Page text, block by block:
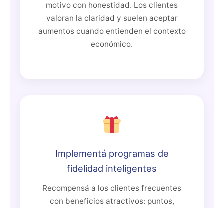
motivo con honestidad. Los clientes
valoran la claridad y suelen aceptar
aumentos cuando entienden el contexto
económico.
Implementá programas de
fidelidad inteligentes
Recompensá a los clientes frecuentes
con beneficios atractivos: puntos,